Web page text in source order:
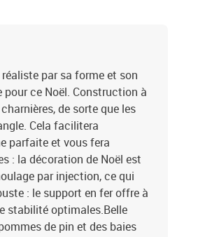
par sa forme et son
pour ce Noël. Construction à
de sorte que les
Cela facilitera
parfaite et vous fera
: la décoration de Noël est
par injection, ce qui
: le support en fer offre à
stabilité optimales.Belle
de pin et des baies